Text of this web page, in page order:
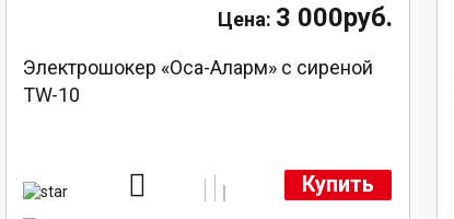
3 000руб.
Электрошокер «Оса-Аларм» с сиреной
TW-10
Купить